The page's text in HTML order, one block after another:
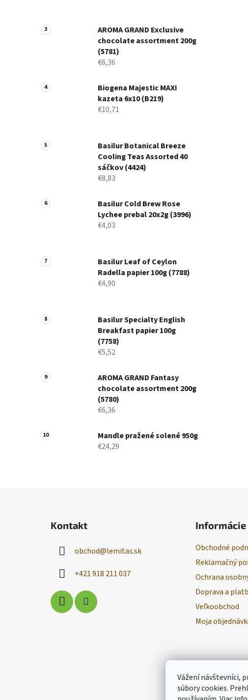
Vážení návštevníci,
súbory cookies.
AROMA GRAND Exclusive
chocolate assortment 200g
(5781)
€6,36
Biogena Majestic MAXI
kazeta 6x10 (B219)
€10,71
Basilur Botanical Breeze
Cooling Teas Assorted 40
sáčkov (4424)
€8,83
Basilur Cold Brew Rose
Lychee prebal 20x2g (3996)
€4,03
Basilur Leaf of Ceylon
Radella papier 100g (7788)
€4,90
Basilur Specialty English
Breakfast papier 100g
(7758)
€5,52
AROMA GRAND Fantasy
chocolate assortment 200g
(5780)
€6,36
Mandle pražené solené 950g
€24,29
Kontakt
obchod@lemitas.sk
+421 918 211 037
Informácie
Obchodné
Reklamačný
Ochrana
Doprava a
Veľkoobchod
Moja